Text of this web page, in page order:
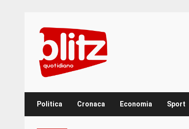
content
Politica Cronaca Economia Sport